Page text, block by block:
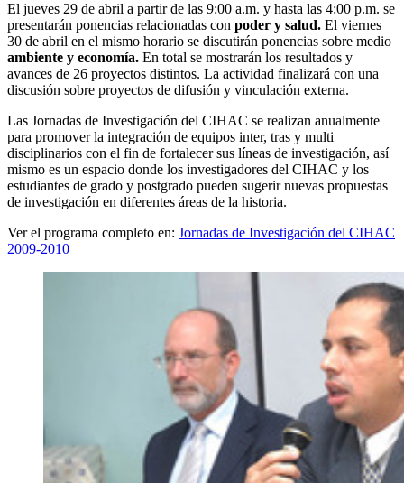
El jueves 29 de abril a partir de las 9:00 a.m. y hasta las 4:00 p.m. se
presentarán ponencias relacionadas con poder y salud. El viernes
30 de abril en el mismo horario se discutirán ponencias sobre medio
ambiente y economía. En total se mostrarán los resultados y
avances de 26 proyectos distintos. La actividad finalizará con una
discusión sobre proyectos de difusión y vinculación externa.
Las Jornadas de Investigación del CIHAC se realizan anualmente
para promover la integración de equipos inter, tras y multi
disciplinarios con el fin de fortalecer sus líneas de investigación, así
mismo es un espacio donde los investigadores del CIHAC y los
estudiantes de grado y postgrado pueden sugerir nuevas propuestas
de investigación en diferentes áreas de la historia.
Ver el programa completo en: Jornadas de Investigación del CIHAC
2009-2010